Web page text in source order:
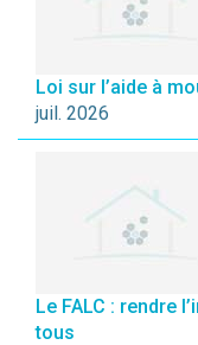
Loi sur l’aide à
juil. 2026
Le FALC : rendre
tous